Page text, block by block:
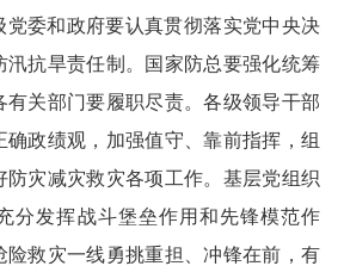
党委和政府要认真贯彻落实党中央决
汛抗旱责任制。国家防总要强化统筹
有关部门要履职尽责。各级领导干部
政绩观，加强值守、靠前指挥，组
防灾减灾救灾各项工作。基层党组织
分发挥战斗堡垒作用和先锋模范作
险救灾一线勇挑重担、冲锋在前，有